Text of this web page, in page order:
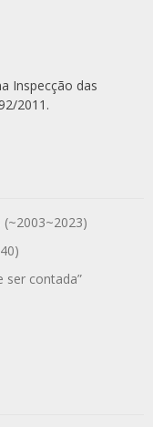
Inspecção das
2011.
ser contada”